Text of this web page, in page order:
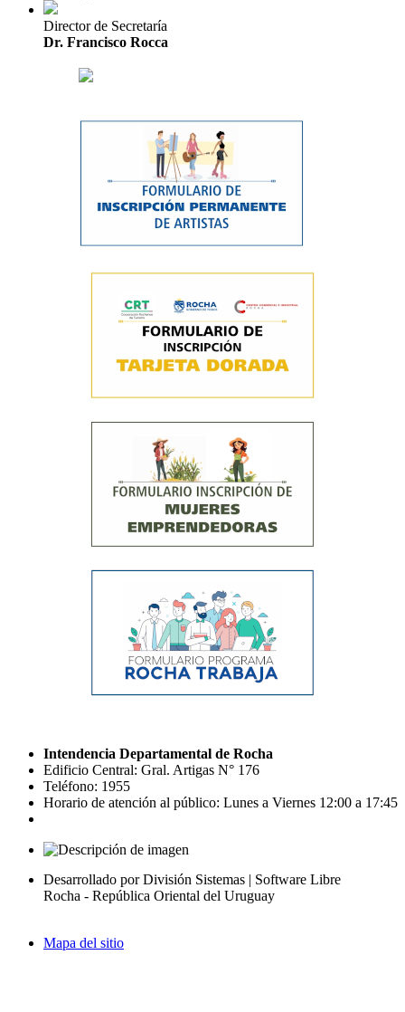
Director de Secretaría
Dr. Francisco Rocca
Intendencia Departamental de Rocha
Edificio Central: Gral. Artigas N° 176
Teléfono: 1955
Horario de atención al público: Lunes a Viernes 12:00 a 17:45
Desarrollado por División Sistemas | Software Libre
Rocha - República Oriental del Uruguay
Mapa del sitio